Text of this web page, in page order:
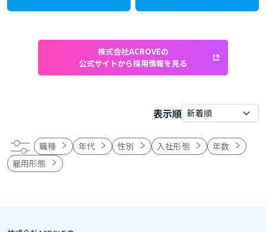
株式会社ACROVEの
公式サイトから採用情報を見る
表示順
職種 年代 性別 入社形態
年数
雇用形態